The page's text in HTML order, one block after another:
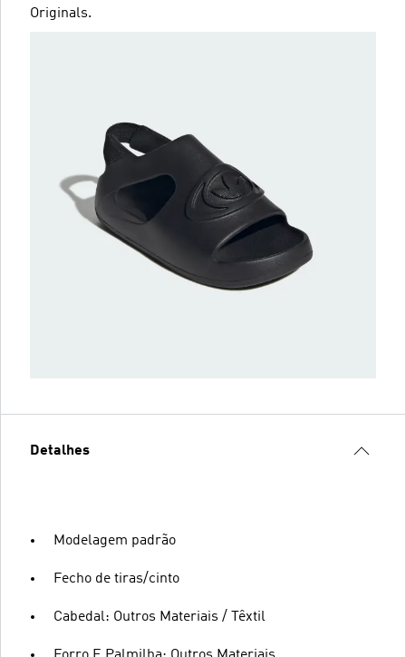
Originals.
Detalhes
Modelagem padrão
Fecho de tiras/cinto
Cabedal: Outros Materiais / Têxtil